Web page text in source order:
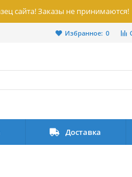
сайта! Заказы не принимаются!
Избранное: 0
Доставка